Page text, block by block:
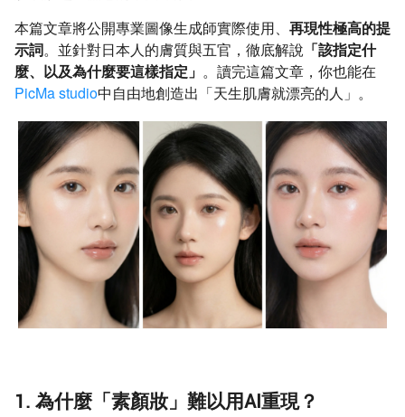
本篇文章將公開專業圖像生成師實際使用、 再現性極高的提
示詞。並針對日本人的膚質與五官，徹底解說 「該指定什
麼、以及為什麼要這樣指定」 。讀完這篇文章，你也能在
PicMa studio中自由地創造出「天生肌膚就漂亮的人」。
1. 為什麼「素顏妝」難以用AI重現？